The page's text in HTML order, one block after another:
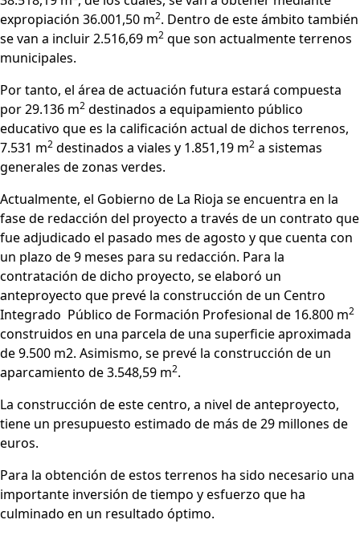
expropiación 36.001,50 m2. Dentro de este ámbito también
se van a incluir 2.516,69 m2 que son actualmente terrenos
municipales.
Por tanto, el área de actuación futura estará compuesta
por 29.136 m2 destinados a equipamiento público
educativo que es la calificación actual de dichos terrenos,
7.531 m2 destinados a viales y 1.851,19 m2 a sistemas
generales de zonas verdes.
Actualmente, el Gobierno de La Rioja se encuentra en la
fase de redacción del proyecto a través de un contrato que
fue adjudicado el pasado mes de agosto y que cuenta con
un plazo de 9 meses para su redacción. Para la
contratación de dicho proyecto, se elaboró un
anteproyecto que prevé la construcción de un Centro
Integrado Público de Formación Profesional de 16.800 m2
construidos en una parcela de una superficie aproximada
de 9.500 m2. Asimismo, se prevé la construcción de un
aparcamiento de 3.548,59 m2.
La construcción de este centro, a nivel de anteproyecto,
tiene un presupuesto estimado de más de 29 millones de
euros.
Para la obtención de estos terrenos ha sido necesario una
importante inversión de tiempo y esfuerzo que ha
culminado en un resultado óptimo.